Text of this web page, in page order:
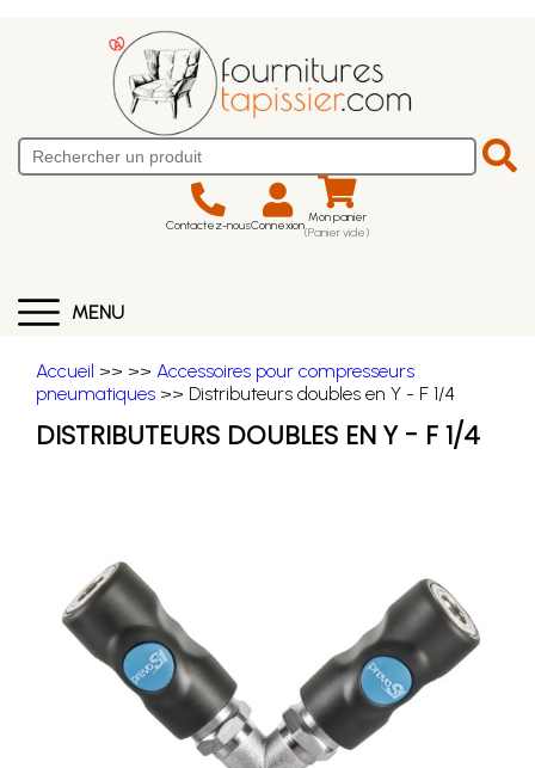
Contactez-nousConnexion Mon panier
(Panier vide)
MENU
Accueil >> >> Accessoires pour compresseurs
pneumatiques >> Distributeurs doubles en Y - F 1/4
DISTRIBUTEURS DOUBLES EN Y - F 1/4